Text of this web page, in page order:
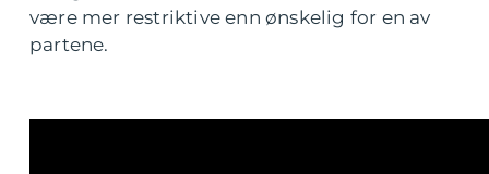
være mer restriktive enn ønskelig for en av
partene.